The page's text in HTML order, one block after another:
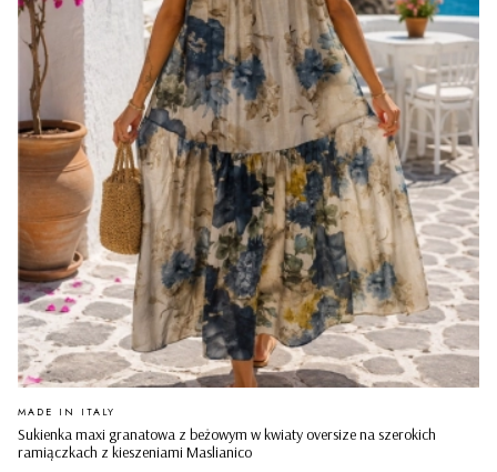
Sukienka maxi granatowa z beżowym w kwiaty oversize na szerokich
ramiączkach z kieszeniami Maslianico
PRODUCENT
MADE IN ITALY